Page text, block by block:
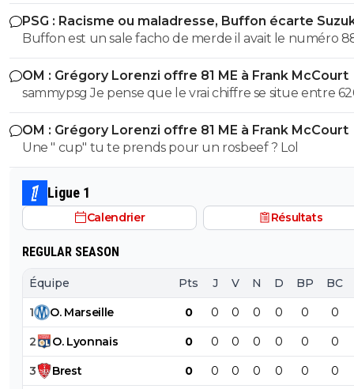
PSG : Racisme ou maladresse, Buffon écarte
Buffon est un sale facho de merde il avait le numéro
cetait pas un hasard...
OM : Grégory Lorenzi offre 81 ME à Frank McCourt
sammypsg Je pense que le vrai chiffre se situe entre
700 M
OM : Grégory Lorenzi offre 81 ME à Frank McCourt
Une " cup" tu te prends pour un rosbeef ? Lol
Ligue 1
Calendrier Résultats
REGULAR SEASON
Équipe Pts J V N D BP BC
1 O. Marseille 0 0 0 0 0 0 0
2 O. Lyonnais 0 0 0 0 0 0 0
3 Brest 0 0 0 0 0 0 0